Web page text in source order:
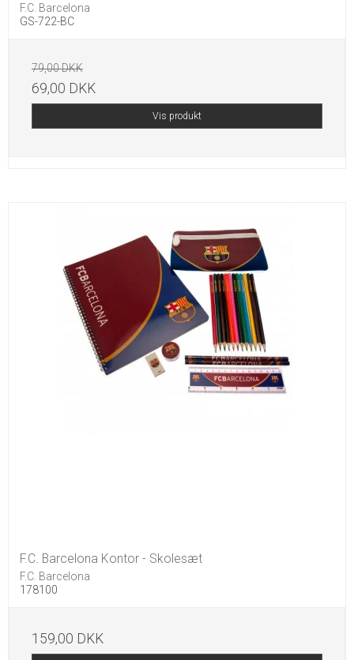
F.C. Barcelona
GS-722-BC
79,00 DKK
69,00 DKK
Vis produkt
F.C. Barcelona Kontor - Skolesæt
F.C. Barcelona
178100
159,00 DKK